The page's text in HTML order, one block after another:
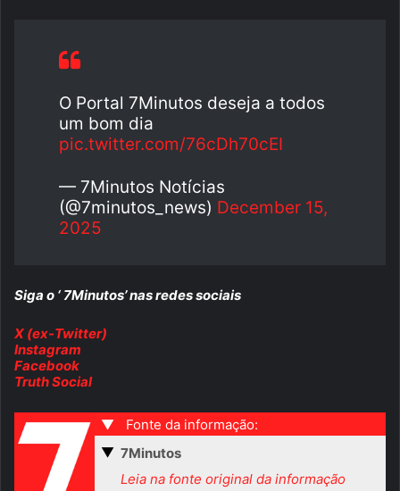
O Portal 7Minutos deseja a todos
um bom dia
pic.twitter.com/76cDh70cEI
— 7Minutos Notícias
(@7minutos_news) December 15,
2025
Siga o ‘ 7Minutos’ nas redes sociais
X (ex-Twitter)
Instagram
Facebook
Truth Social
▼
Fonte da informação:
▼ 7Minutos
Leia na fonte original da informação